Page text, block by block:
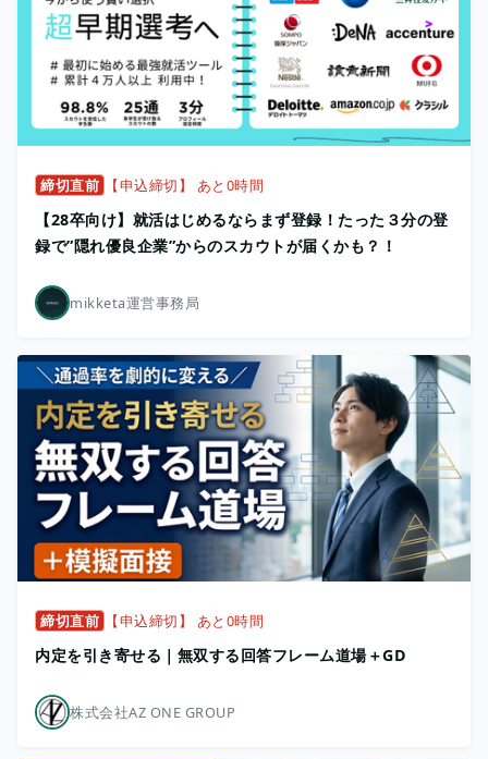
締切直前 【申込締切】 あと0時間
【28卒向け】就活はじめるならまず登録！たった３分の登
録で”隠れ優良企業”からのスカウトが届くかも？！
mikketa運営事務局
締切直前 【申込締切】 あと0時間
内定を引き寄せる｜無双する回答フレーム道場＋GD
株式会社AZ ONE GROUP